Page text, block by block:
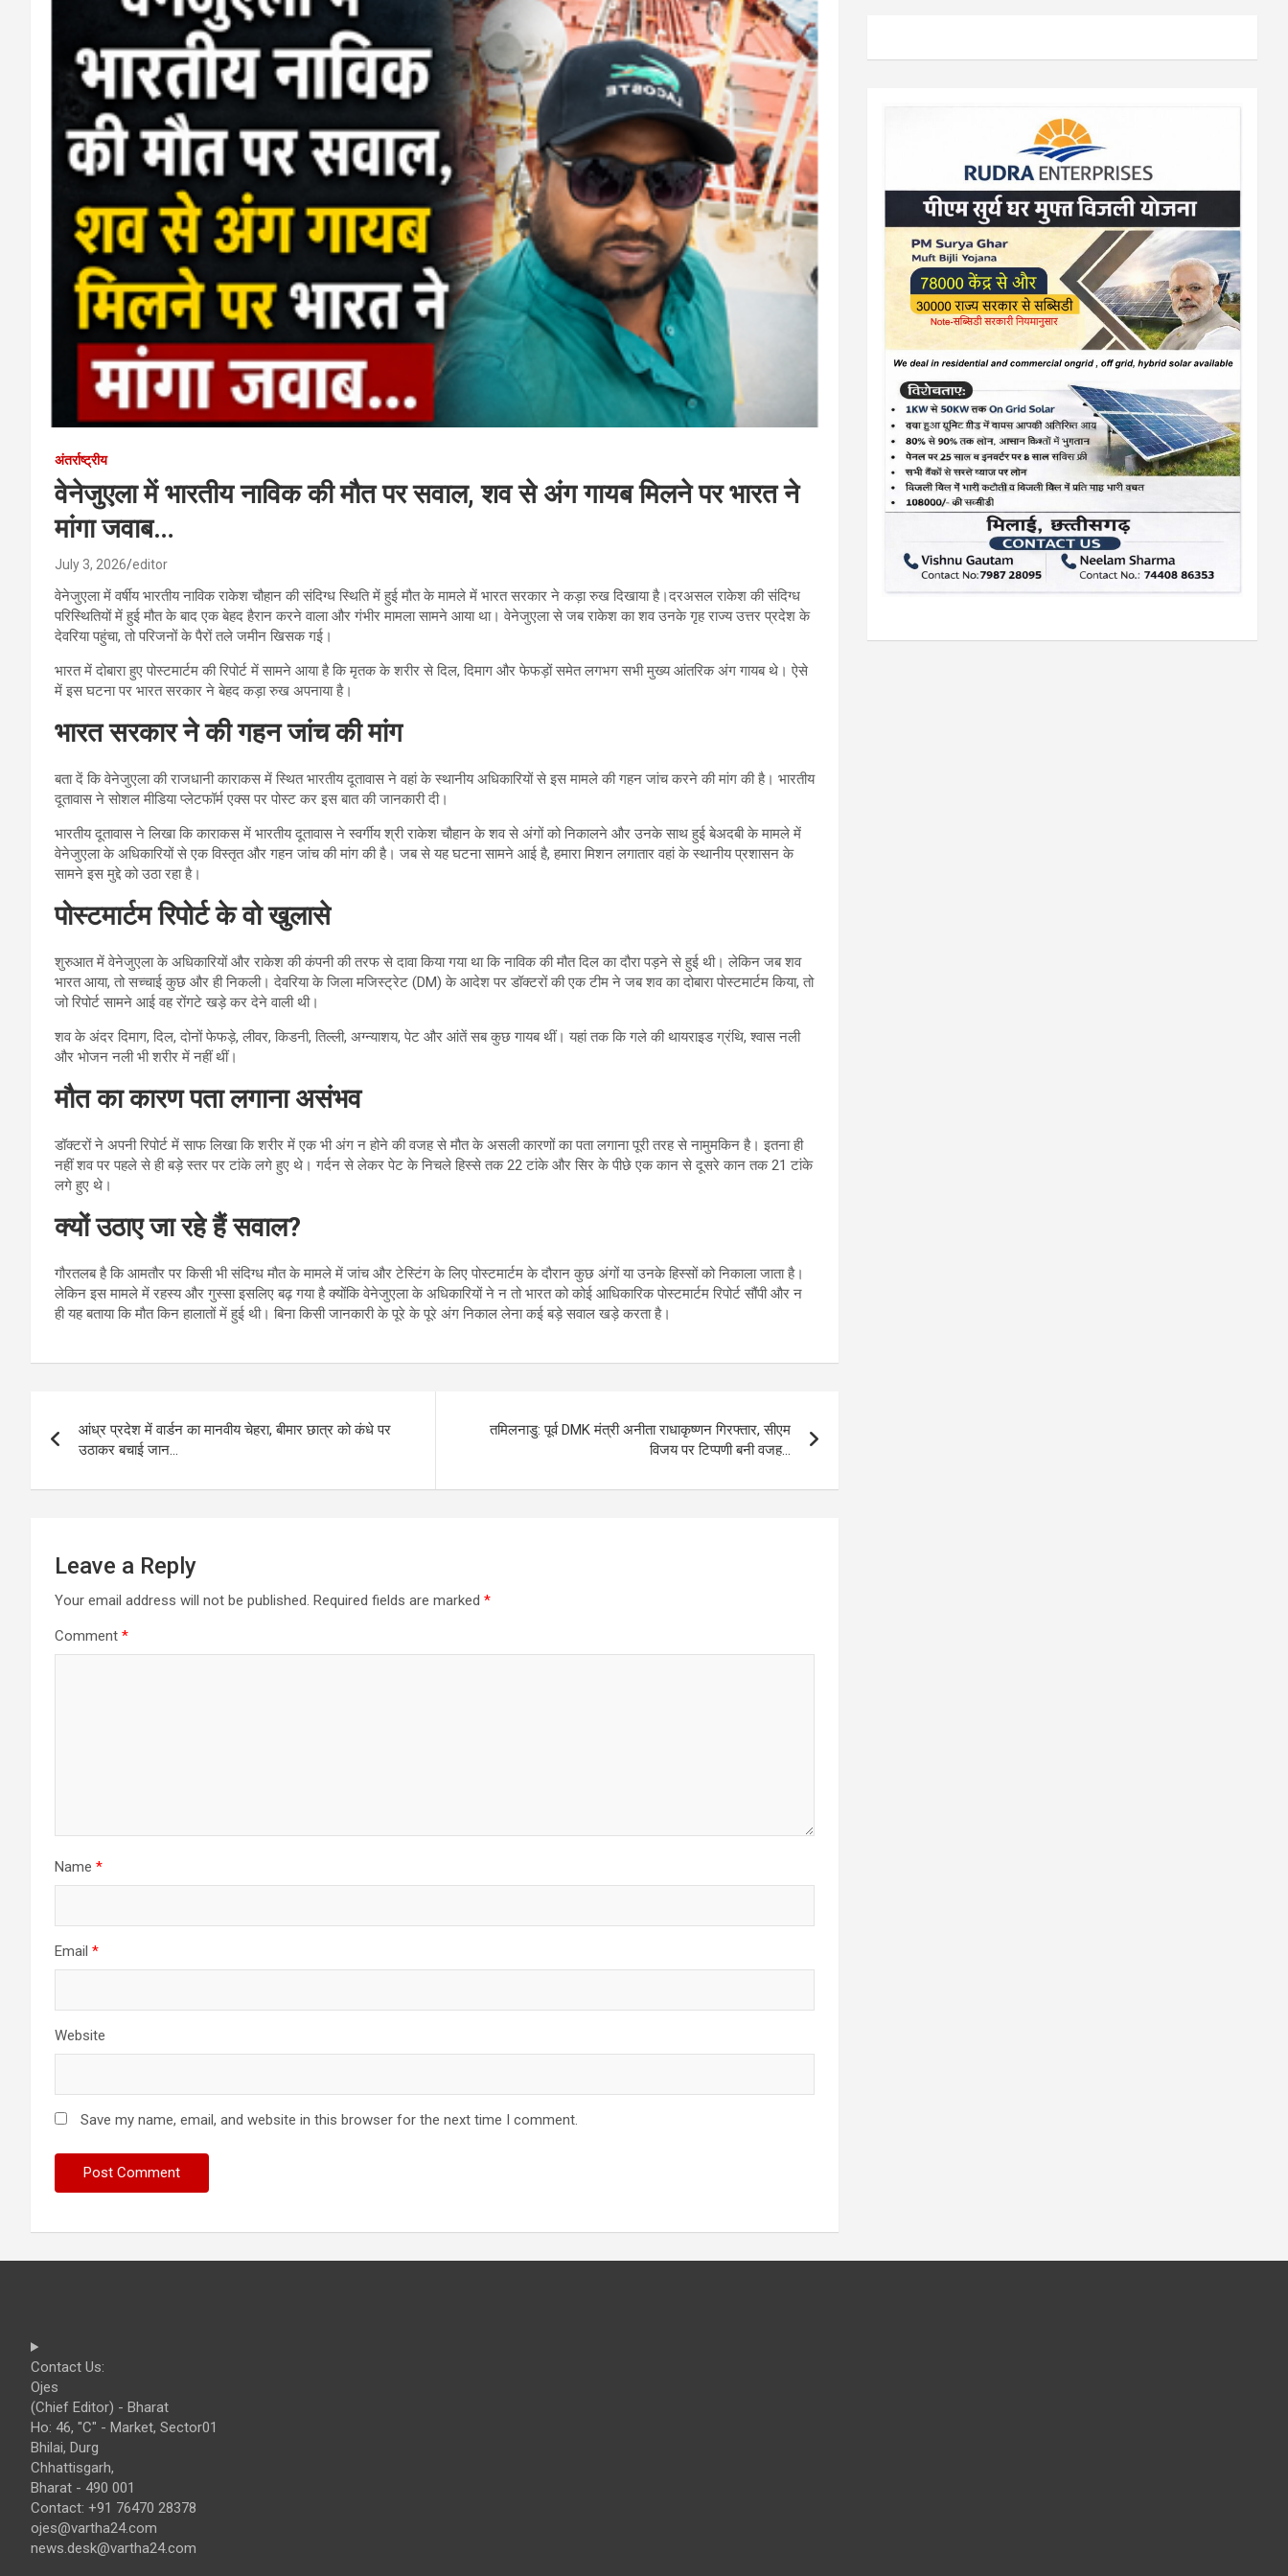
अंतर्राष्ट्रीय
वेनेजुएला में भारतीय नाविक की मौत पर सवाल, शव से अंग गायब मिलने पर भारत ने
मांगा जवाब…
July 3, 2026 editor
वेनेजुएला में वर्षीय भारतीय नाविक राकेश चौहान की संदिग्ध स्थिति में हुई मौत के मामले में भारत सरकार ने कड़ा रुख दिखाया है।दरअसल राकेश की संदिग्ध
परिस्थितियों में हुई मौत के बाद एक बेहद हैरान करने वाला और गंभीर मामला सामने आया था। वेनेजुएला से जब राकेश का शव उनके गृह राज्य उत्तर प्रदेश के
देवरिया पहुंचा, तो परिजनों के पैरों तले जमीन खिसक गई।
भारत में दोबारा हुए पोस्टमार्टम की रिपोर्ट में सामने आया है कि मृतक के शरीर से दिल, दिमाग और फेफड़ों समेत लगभग सभी मुख्य आंतरिक अंग गायब थे। ऐसे
में इस घटना पर भारत सरकार ने बेहद कड़ा रुख अपनाया है।
भारत सरकार ने की गहन जांच की मांग
बता दें कि वेनेजुएला की राजधानी काराकस में स्थित भारतीय दूतावास ने वहां के स्थानीय अधिकारियों से इस मामले की गहन जांच करने की मांग की है। भारतीय
दूतावास ने सोशल मीडिया प्लेटफॉर्म एक्स पर पोस्ट कर इस बात की जानकारी दी।
भारतीय दूतावास ने लिखा कि काराकस में भारतीय दूतावास ने स्वर्गीय श्री राकेश चौहान के शव से अंगों को निकालने और उनके साथ हुई बेअदबी के मामले में
वेनेजुएला के अधिकारियों से एक विस्तृत और गहन जांच की मांग की है। जब से यह घटना सामने आई है, हमारा मिशन लगातार वहां के स्थानीय प्रशासन के
सामने इस मुद्दे को उठा रहा है।
पोस्टमार्टम रिपोर्ट के वो खुलासे
शुरुआत में वेनेजुएला के अधिकारियों और राकेश की कंपनी की तरफ से दावा किया गया था कि नाविक की मौत दिल का दौरा पड़ने से हुई थी। लेकिन जब शव
भारत आया, तो सच्चाई कुछ और ही निकली। देवरिया के जिला मजिस्ट्रेट (DM) के आदेश पर डॉक्टरों की एक टीम ने जब शव का दोबारा पोस्टमार्टम किया, तो
जो रिपोर्ट सामने आई वह रोंगटे खड़े कर देने वाली थी।
शव के अंदर दिमाग, दिल, दोनों फेफड़े, लीवर, किडनी, तिल्ली, अग्न्याशय, पेट और आंतें सब कुछ गायब थीं। यहां तक कि गले की थायराइड ग्रंथि, श्वास नली
और भोजन नली भी शरीर में नहीं थीं।
मौत का कारण पता लगाना असंभव
डॉक्टरों ने अपनी रिपोर्ट में साफ लिखा कि शरीर में एक भी अंग न होने की वजह से मौत के असली कारणों का पता लगाना पूरी तरह से नामुमकिन है। इतना ही
नहीं शव पर पहले से ही बड़े स्तर पर टांके लगे हुए थे। गर्दन से लेकर पेट के निचले हिस्से तक 22 टांके और सिर के पीछे एक कान से दूसरे कान तक 21 टांके
लगे हुए थे।
क्यों उठाए जा रहे हैं सवाल?
गौरतलब है कि आमतौर पर किसी भी संदिग्ध मौत के मामले में जांच और टेस्टिंग के लिए पोस्टमार्टम के दौरान कुछ अंगों या उनके हिस्सों को निकाला जाता है।
लेकिन इस मामले में रहस्य और गुस्सा इसलिए बढ़ गया है क्योंकि वेनेजुएला के अधिकारियों ने न तो भारत को कोई आधिकारिक पोस्टमार्टम रिपोर्ट सौंपी और न
ही यह बताया कि मौत किन हालातों में हुई थी। बिना किसी जानकारी के पूरे के पूरे अंग निकाल लेना कई बड़े सवाल खड़े करता है।
navigation
आंध्र प्रदेश में वार्डन का मानवीय चेहरा, बीमार छात्र को कंधे पर
उठाकर बचाई जान…
तमिलनाडु: पूर्व DMK मंत्री अनीता राधाकृष्णन गिरफ्तार, सीएम
विजय पर टिप्पणी बनी वजह…
Leave a Reply
Your email address will not be published. Required fields are marked *
Comment *
Name *
Email *
Website
Save my name, email, and website in this browser for the next time I comment.
Contact Us:
Ojes
(Chief Editor) - Bharat
Ho: 46, "C" - Market, Sector01
Bhilai, Durg
Chhattisgarh,
Bharat - 490 001
Contact: +91 76470 28378
ojes@vartha24.com
news.desk@vartha24.com